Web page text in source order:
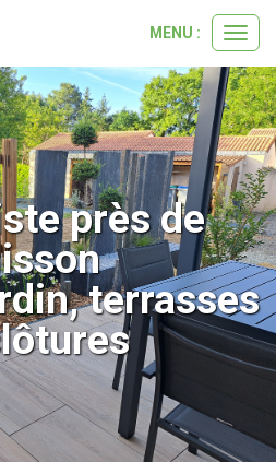
menu
MENU :
près de
terrasses